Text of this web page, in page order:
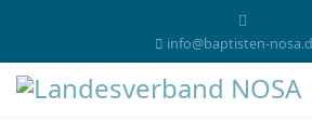
info@baptisten-